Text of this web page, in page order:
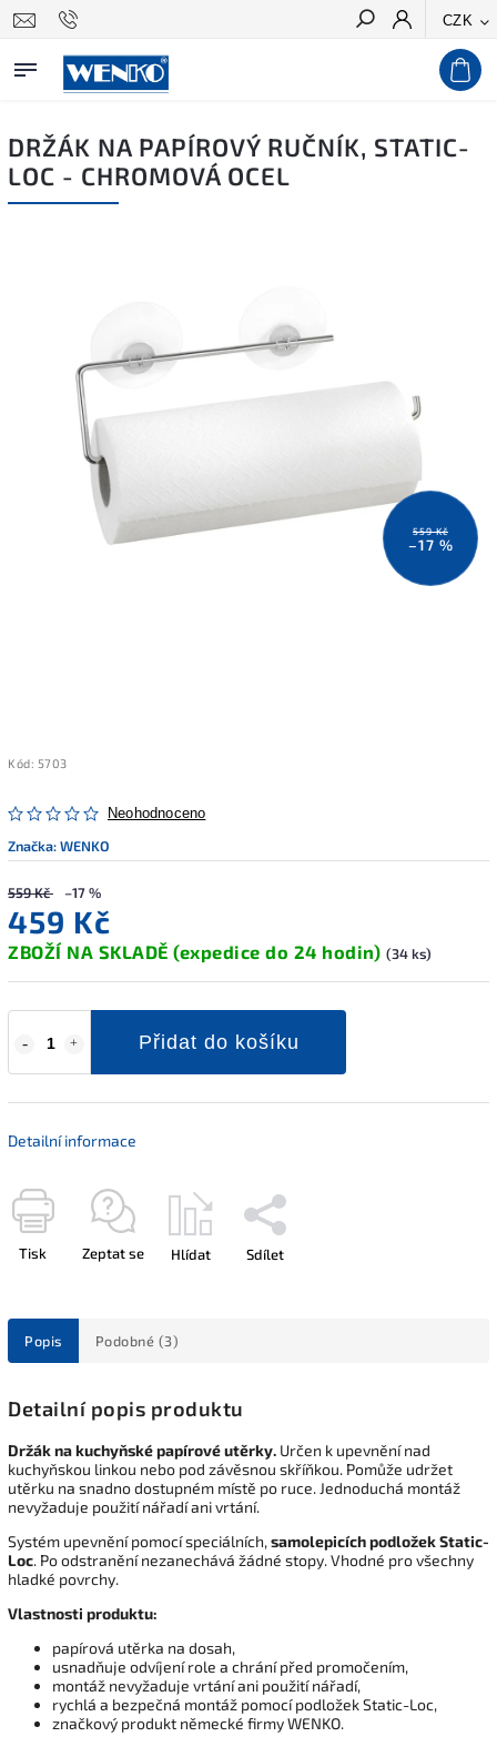
CZK
Hledat
DRŽÁK NA PAPÍROVÝ RUČNÍK, STATIC-
LOC - CHROMOVÁ OCEL
559 Kč
–17 %
Kód: 5703
Neohodnoceno
Značka:WENKO
559 Kč –17 %
459 Kč
ZBOŽÍ NA SKLADĚ (expedice do 24 hodin) (34 ks)
Přidat do košíku
Detailní informace
Tisk Zeptat se Hlídat Sdílet
Popis Podobné (3)
Detailní popis produktu
Držák na kuchyňské papírové utěrky. Určen k upevnění nad
kuchyňskou linkou nebo pod závěsnou skříňkou. Pomůže udržet
utěrku na snadno dostupném místě po ruce. Jednoduchá montáž
nevyžaduje použití nářadí ani vrtání.
Systém upevnění pomocí speciálních,samolepicích podložek Static-
Loc. Po odstranění nezanechává žádné stopy. Vhodné pro všechny
hladké povrchy.
Vlastnosti produktu:
papírová utěrka na dosah,
usnadňuje odvíjení role a chrání před promočením,
montáž nevyžaduje vrtání ani použití nářadí,
rychlá a bezpečná montáž pomocí podložek Static-Loc,
značkový produkt německé firmy WENKO.